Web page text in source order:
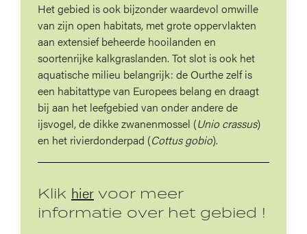
Het gebied is ook bijzonder waardevol omwille
van zijn open habitats, met grote oppervlakten
aan extensief beheerde hooilanden en
soortenrijke kalkgraslanden. Tot slot is ook het
aquatische milieu belangrijk: de Ourthe zelf is
een habitattype van Europees belang en draagt
bij aan het leefgebied van onder andere de
ijsvogel, de dikke zwanenmossel (Unio crassus)
en het rivierdonderpad (Cottus gobio).
Klik hier voor meer
informatie over het gebied !